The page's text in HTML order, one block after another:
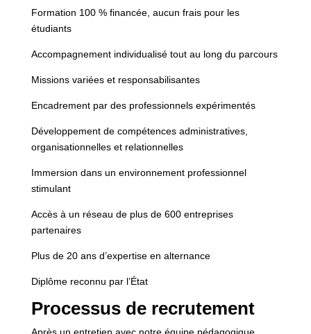
Formation 100 % financée, aucun frais pour les
étudiants
Accompagnement individualisé tout au long du parcours
Missions variées et responsabilisantes
Encadrement par des professionnels expérimentés
Développement de compétences administratives,
organisationnelles et relationnelles
Immersion dans un environnement professionnel
stimulant
Accès à un réseau de plus de 600 entreprises
partenaires
Plus de 20 ans d’expertise en alternance
Diplôme reconnu par l’État
Processus de recrutement